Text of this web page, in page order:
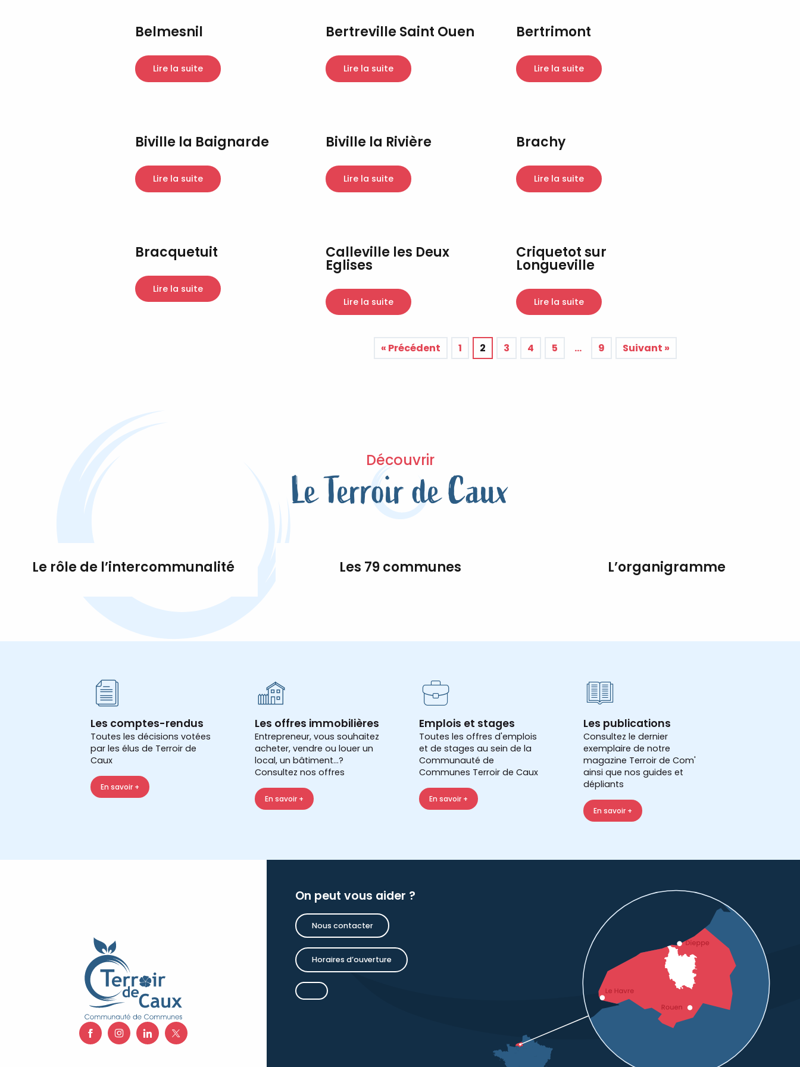
Belmesnil
Lire la suite
Bertreville Saint Ouen
Lire la suite
Bertrimont
Lire la suite
Biville la Baignarde
Lire la suite
Biville la Rivière
Lire la suite
Brachy
Lire la suite
Bracquetuit
Lire la suite
Calleville les Deux
Eglises
Lire la suite
Criquetot sur
Longueville
Lire la suite
« Précédent 1 2 3 4 5 … 9 Suivant »
Découvrir
Le Terroir de Caux
Le rôle de l’intercommunalité Les 79 communes L’organigramme
Les comptes-rendus
Toutes les décisions votées
par les élus de Terroir de
Caux
En savoir +
Les offres immobilières
Entrepreneur, vous souhaitez
acheter, vendre ou louer un
local, un bâtiment...?
Consultez nos offres
En savoir +
Emplois et stages
Toutes les offres d'emplois
et de stages au sein de la
Communauté de
Communes Terroir de Caux
En savoir +
Les publications
Consultez le dernier
exemplaire de notre
magazine Terroir de Com'
ainsi que nos guides et
dépliants
En savoir +
On peut vous aider ?
Nous contacter
Horaires d’ouverture